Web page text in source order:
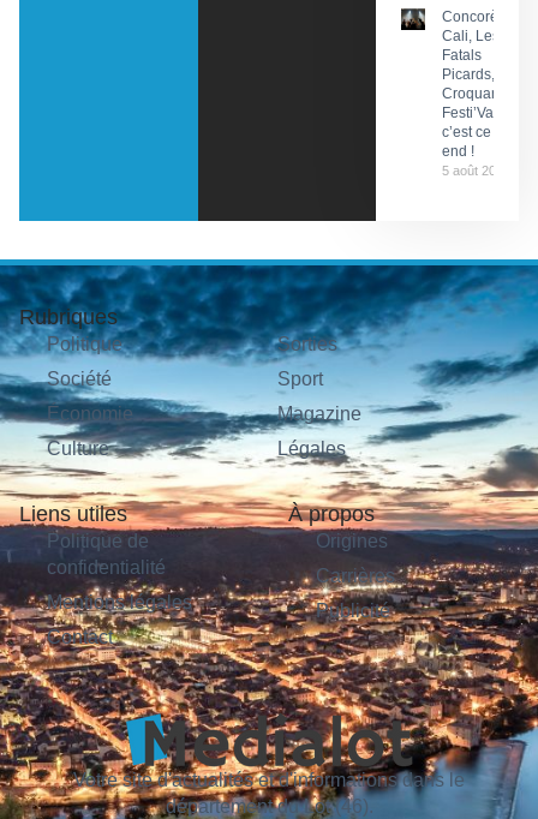
Concorès :
Cali, Les
Fatals
Picards, Les
Croquants…
Festi’ValCéou,
c’est ce week-
end !
5 août 2026
Rubriques
Politique
Société
Économie
Culture
Sorties
Sport
Magazine
Légales
Liens utiles
Politique de
confidentialité
Mentions légales
Contact
À propos
Origines
Carrières
Publicité
Votre site d'actualités et d'informations dans le
département du Lot (46).